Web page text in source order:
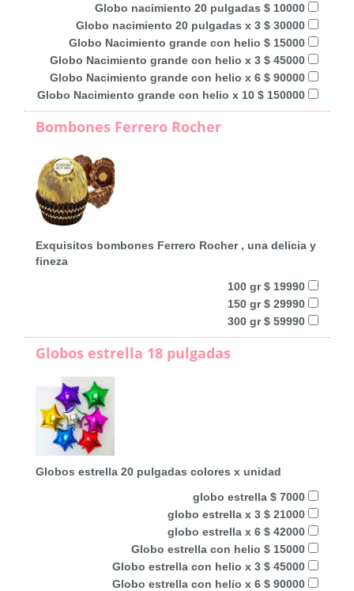
Globo nacimiento 20 pulgadas $ 10000
Globo nacimiento 20 pulgadas x 3 $ 30000
Globo Nacimiento grande con helio $ 15000
Globo Nacimiento grande con helio x 3 $ 45000
Globo Nacimiento grande con helio x 6 $ 90000
Globo Nacimiento grande con helio x 10 $ 150000
Bombones Ferrero Rocher
Exquisitos bombones Ferrero Rocher , una delicia y
fineza
100 gr $ 19990
150 gr $ 29990
300 gr $ 59990
Globos estrella 18 pulgadas
Globos estrella 20 pulgadas colores x unidad
globo estrella $ 7000
globo estrella x 3 $ 21000
globo estrella x 6 $ 42000
Globo estrella con helio $ 15000
Globo estrella con helio x 3 $ 45000
Globo estrella con helio x 6 $ 90000